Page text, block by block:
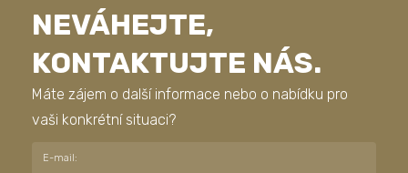
NEVÁHEJTE,
KONTAKTUJTE NÁS.
Máte zájem o další informace nebo o nabídku pro
vaši konkrétní situaci?
E-mail: